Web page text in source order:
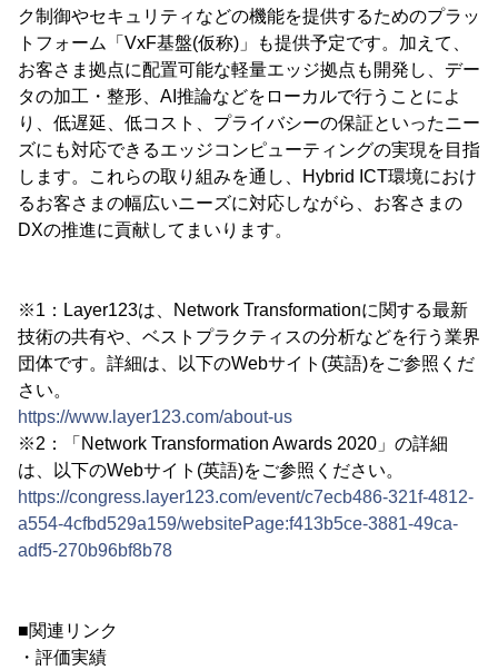
ク制御やセキュリティなどの機能を提供するためのプラッ
トフォーム「VxF基盤(仮称)」も提供予定です。加えて、
お客さま拠点に配置可能な軽量エッジ拠点も開発し、デー
タの加工・整形、AI推論などをローカルで行うことによ
り、低遅延、低コスト、プライバシーの保証といったニー
ズにも対応できるエッジコンピューティングの実現を目指
します。これらの取り組みを通し、Hybrid ICT環境におけ
るお客さまの幅広いニーズに対応しながら、お客さまの
DXの推進に貢献してまいります。
※1：Layer123は、Network Transformationに関する最新
技術の共有や、ベストプラクティスの分析などを行う業界
団体です。詳細は、以下のWebサイト(英語)をご参照くだ
さい。
https://www.layer123.com/about-us
※2：「Network Transformation Awards 2020」の詳細
は、以下のWebサイト(英語)をご参照ください。
https://congress.layer123.com/event/c7ecb486-321f-4812-
a554-4cfbd529a159/websitePage:f413b5ce-3881-49ca-
adf5-270b96bf8b78
■関連リンク
・評価実績